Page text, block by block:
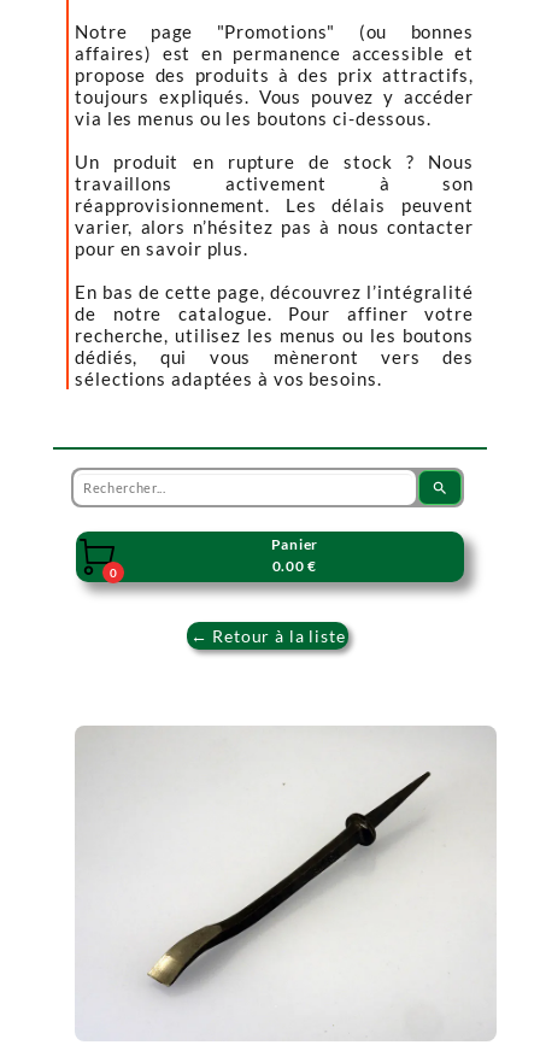
Notre page "Promotions" (ou bonnes
affaires) est en permanence accessible et
propose des produits à des prix attractifs,
toujours expliqués. Vous pouvez y accéder
via les menus ou les boutons ci-dessous.
Un produit en rupture de stock ? Nous
travaillons activement à son
réapprovisionnement. Les délais peuvent
varier, alors n’hésitez pas à nous contacter
pour en savoir plus.
En bas de cette page, découvrez l’intégralité
de notre catalogue. Pour affiner votre
recherche, utilisez les menus ou les boutons
dédiés, qui vous mèneront vers des
sélections adaptées à vos besoins.
search

0
Panier
0.00 €
← Retour à la liste